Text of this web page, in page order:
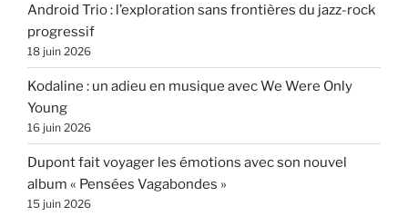
Android Trio : l’exploration sans frontières du jazz-rock
progressif
18 juin 2026
Kodaline : un adieu en musique avec We Were Only
Young
16 juin 2026
Dupont fait voyager les émotions avec son nouvel
album « Pensées Vagabondes »
15 juin 2026